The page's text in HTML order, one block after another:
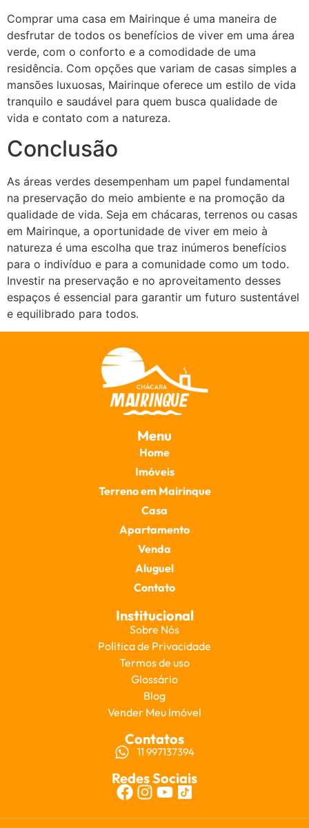
Comprar uma casa em Mairinque é uma maneira de
desfrutar de todos os benefícios de viver em uma área
verde, com o conforto e a comodidade de uma
residência. Com opções que variam de casas simples a
mansões luxuosas, Mairinque oferece um estilo de vida
tranquilo e saudável para quem busca qualidade de
vida e contato com a natureza.
Conclusão
As áreas verdes desempenham um papel fundamental
na preservação do meio ambiente e na promoção da
qualidade de vida. Seja em chácaras, terrenos ou casas
em Mairinque, a oportunidade de viver em meio à
natureza é uma escolha que traz inúmeros benefícios
para o indivíduo e para a comunidade como um todo.
Investir na preservação e no aproveitamento desses
espaços é essencial para garantir um futuro sustentável
e equilibrado para todos.
Menu
Home
Imóveis
Terreno em Mairinque
Casa
Apartamento
Venda
Aluguel
Contato
Institucional
Sobre Nós
Politica de Privacidade
Termos de uso
Glossário
Blog
Vender Meu Imóvel
Contatos
11 997137394
Redes Sociais